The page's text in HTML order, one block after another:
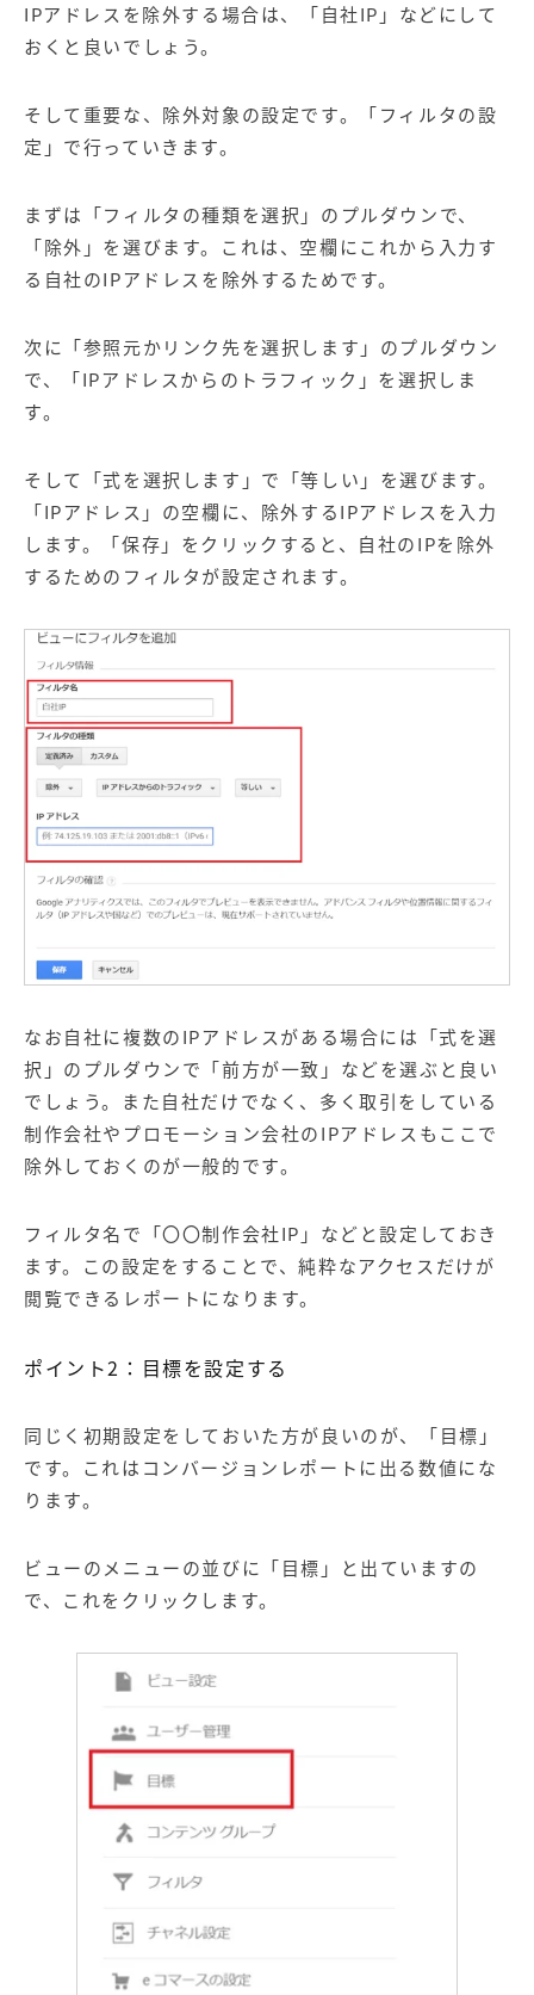
IPアドレスを除外する場合は、「自社IP」などにして
おくと良いでしょう。
そして重要な、除外対象の設定です。「フィルタの設
定」で行っていきます。
まずは「フィルタの種類を選択」のプルダウンで、
「除外」を選びます。これは、空欄にこれから入力す
る自社のIPアドレスを除外するためです。
次に「参照元かリンク先を選択します」のプルダウン
で、「IPアドレスからのトラフィック」を選択しま
す。
そして「式を選択します」で「等しい」を選びます。
「IPアドレス」の空欄に、除外するIPアドレスを入力
します。「保存」をクリックすると、自社のIPを除外
するためのフィルタが設定されます。
なお自社に複数のIPアドレスがある場合には「式を選
択」のプルダウンで「前方が一致」などを選ぶと良い
でしょう。また自社だけでなく、多く取引をしている
制作会社やプロモーション会社のIPアドレスもここで
除外しておくのが一般的です。
フィルタ名で「〇〇制作会社IP」などと設定しておき
ます。この設定をすることで、純粋なアクセスだけが
閲覧できるレポートになります。
ポイント2：目標を設定する
同じく初期設定をしておいた方が良いのが、「目標」
です。これは コンバージョン レポートに出る数値にな
ります。
ビューのメニューの並びに「目標」と出ていますの
で、これをクリックします。